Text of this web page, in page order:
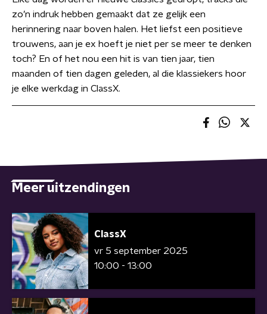
zo’n indruk hebben gemaakt dat ze gelijk een
herinnering naar boven halen. Het liefst een positieve
trouwens, aan je ex hoeft je niet per se meer te denken
toch? En of het nou een hit is van tien jaar, tien
maanden of tien dagen geleden, al die klassiekers hoor
je elke werkdag in ClassX.
Meer uitzendingen
ClassX
vr 5 september 2025
10:00 - 13:00